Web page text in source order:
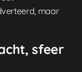
maar
sfeer